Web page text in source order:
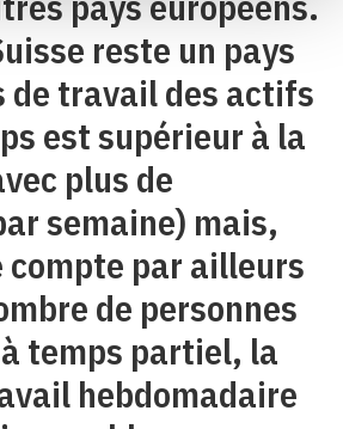
reste un pays
de travail des actifs
est supérieur à la
plus de
semaine) mais,
compte par ailleurs
de personnes
temps partiel, la
hebdomadaire